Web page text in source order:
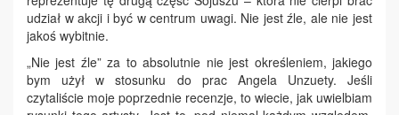
udział w akcji i być w centrum uwagi. Nie jest źle, ale nie jest
jakoś wybitnie.
„Nie jest źle” za to absolutnie nie jest określeniem, jakiego
bym użył w stosunku do prac Angela Unzuety. Jeśli
czytaliście moje poprzednie recenzje, to wiecie, jak uwielbiam